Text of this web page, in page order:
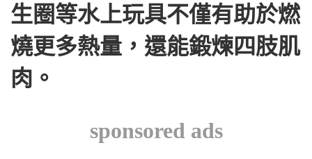
生圈等水上玩具不僅有助於燃
燒更多熱量，還能鍛煉四肢肌
肉。
sponsored ads